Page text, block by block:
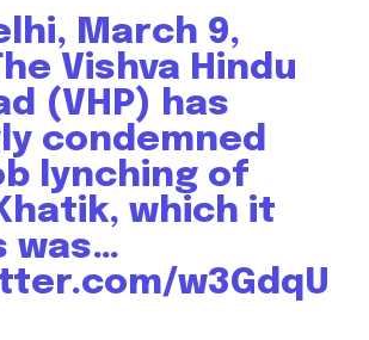
of
and be part of the
enter your email address on our website
button below. Don't worry, we respect
spam your inbox. Your information is
March 9,
Vishva Hindu
(VHP) has
condemned
lynching of
which it
was…
w3GdqU